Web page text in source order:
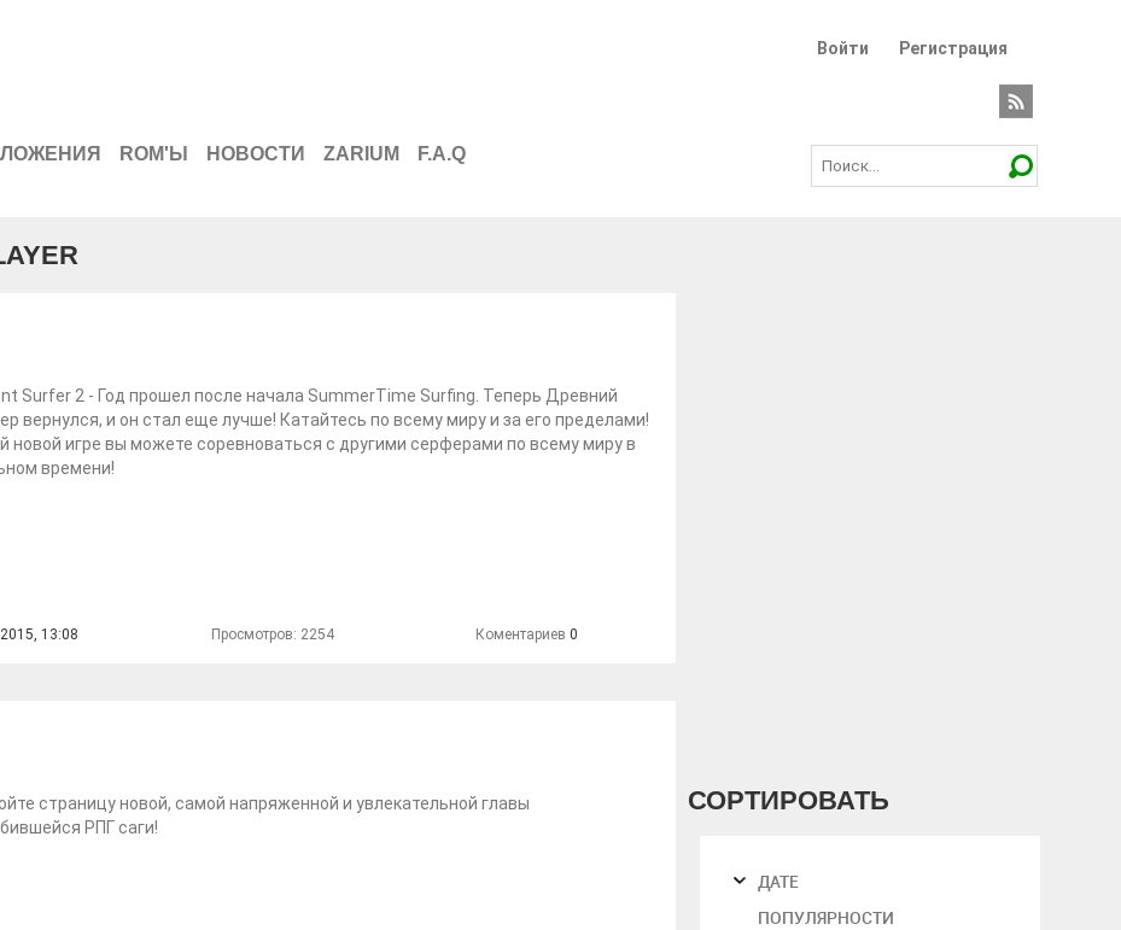
Войти Регистрация
ROM'Ы НОВОСТИ ZARIUM F.A.Q
Surfer 2 - Год прошел после начала SummerTime Surfing. Теперь Древний
вернулся, и он стал еще лучше! Катайтесь по всему миру и за его пределами!
новой игре вы можете соревноваться с другими серферами по всему миру в
времени!
13:08 Просмотров: 2254 Коментариев 0
страницу новой, самой напряженной и увлекательной главы
РПГ саги!
СОРТИРОВАТЬ
ДАТЕ
ПОПУЛЯРНОСТИ